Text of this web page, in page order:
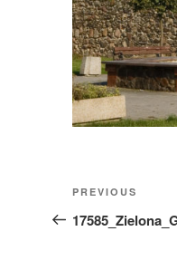
Nawigacja
wpisu
Previous
Post
PREVIOUS